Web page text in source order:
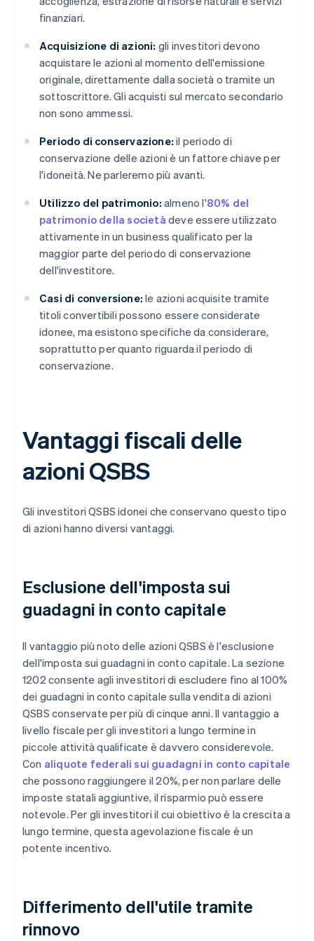
finanziari.
Acquisizione di azioni: gli investitori devono
acquistare le azioni al momento dell'emissione
originale, direttamente dalla società o tramite un
sottoscrittore. Gli acquisti sul mercato secondario
non sono ammessi.
Periodo di conservazione: il periodo di
conservazione delle azioni è un fattore chiave per
l'idoneità. Ne parleremo più avanti.
Utilizzo del patrimonio: almeno l'80% del
patrimonio della società deve essere utilizzato
attivamente in un business qualificato per la
maggior parte del periodo di conservazione
dell'investitore.
Casi di conversione: le azioni acquisite tramite
titoli convertibili possono essere considerate
idonee, ma esistono specifiche da considerare,
soprattutto per quanto riguarda il periodo di
conservazione.
Vantaggi fiscali delle
azioni QSBS
Gli investitori QSBS idonei che conservano questo tipo
di azioni hanno diversi vantaggi.
Esclusione dell'imposta sui
guadagni in conto capitale
Il vantaggio più noto delle azioni QSBS è l'esclusione
dell'imposta sui guadagni in conto capitale. La sezione
1202 consente agli investitori di escludere fino al 100%
dei guadagni in conto capitale sulla vendita di azioni
QSBS conservate per più di cinque anni. Il vantaggio a
livello fiscale per gli investitori a lungo termine in
piccole attività qualificate è davvero considerevole.
Con aliquote federali sui guadagni in conto capitale
che possono raggiungere il 20%, per non parlare delle
imposte statali aggiuntive, il risparmio può essere
notevole. Per gli investitori il cui obiettivo è la crescita a
lungo termine, questa agevolazione fiscale è un
potente incentivo.
Differimento dell'utile tramite
rinnovo